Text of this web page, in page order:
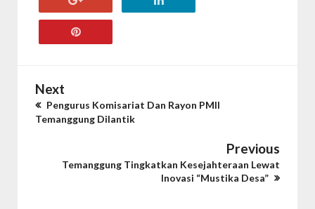
Next
Pengurus Komisariat Dan Rayon PMII
Temanggung Dilantik
Previous
Temanggung Tingkatkan Kesejahteraan Lewat
Inovasi “Mustika Desa”